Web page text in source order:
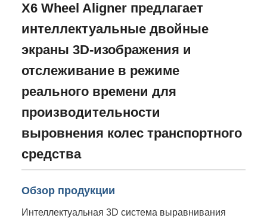
X6 Wheel Aligner предлагает
интеллектуальные двойные
экраны 3D-изображения и
отслеживание в режиме
реального времени для
производительности
выровнения колес транспортного
средства
Обзор продукции
Интеллектуальная 3D система выравнивания